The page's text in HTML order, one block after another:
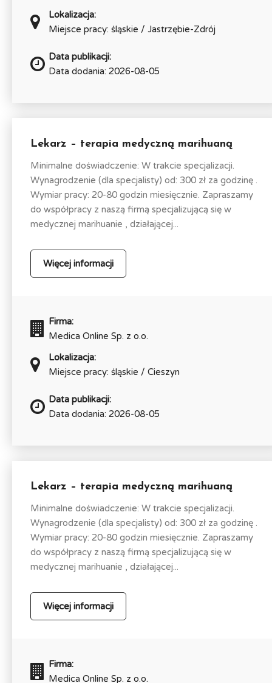
Lokalizacja:
Miejsce pracy: śląskie / Jastrzębie-Zdrój
Data publikacji:
Data dodania: 2026-08-05
Lekarz – terapia medyczną marihuaną
Minimalne doświadczenie: W trakcie specjalizacji.
Wynagrodzenie (dla specjalisty) od: 300 zł za godzinę .
Wymiar pracy: 20-80 godzin miesięcznie. Zapraszamy
do współpracy z naszą firmą specjalizującą się w
medycznej marihuanie , działającej...
Więcej informacji
Firma:
Medica Online Sp. z o.o.
Lokalizacja:
Miejsce pracy: śląskie / Cieszyn
Data publikacji:
Data dodania: 2026-08-05
Lekarz – terapia medyczną marihuaną
Minimalne doświadczenie: W trakcie specjalizacji.
Wynagrodzenie (dla specjalisty) od: 300 zł za godzinę .
Wymiar pracy: 20-80 godzin miesięcznie. Zapraszamy
do współpracy z naszą firmą specjalizującą się w
medycznej marihuanie , działającej...
Więcej informacji
Firma:
Medica Online Sp. z o.o.